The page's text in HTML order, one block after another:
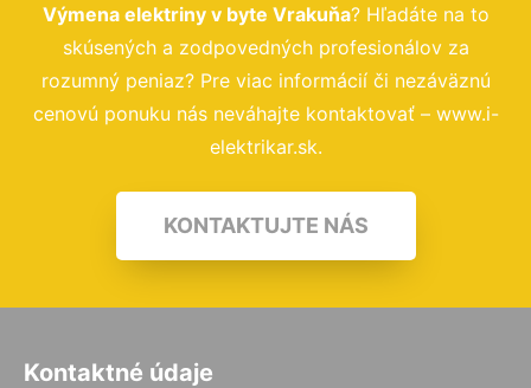
Výmena elektriny v byte Vrakuňa? Hľadáte na to
skúsených a zodpovedných profesionálov za
rozumný peniaz? Pre viac informácií či nezáväznú
cenovú ponuku nás neváhajte kontaktovať – www.i-
elektrikar.sk.
KONTAKTUJTE NÁS
Kontaktné údaje